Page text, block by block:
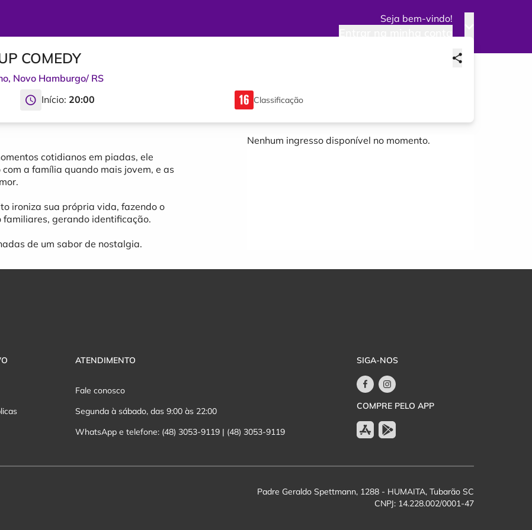
Seja bem-vindo!
COMEDY
, Novo Hamburgo/ RS
Início: 20:00 Classificação
cotidianos em piadas, ele
a família quando mais jovem, e as
ironiza sua própria vida, fazendo o
gerando identificação.
de um sabor de nostalgia.
Nenhum ingresso disponível no momento.
ATENDIMENTO
Fale conosco
Segunda à sábado, das 9:00 às 22:00
WhatsApp e telefone: (48) 3053-9119 | (48) 3053-9119
SIGA-NOS
COMPRE PELO APP
Padre Geraldo Spettmann, 1288 - HUMAITA, Tubarão SC
CNPJ: 14.228.002/0001-47